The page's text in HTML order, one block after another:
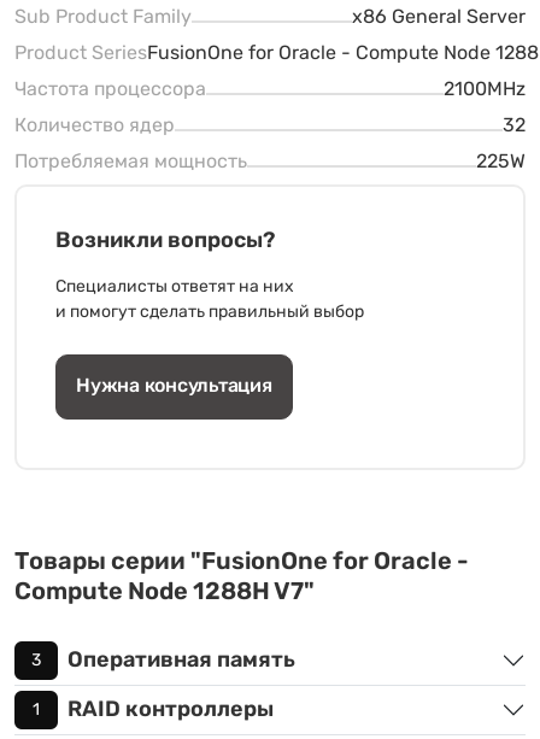
Sub Product Family
x86 General Server
Product SeriesFusionOne for Oracle - Compute Node
Частота процессора
2100MHz
Количество ядер
32
Потребляемая мощность
225W
Возникли вопросы?
Специалисты ответят на них
и помогут сделать правильный выбор
Нужна консультация
Товары серии "FusionOne for Oracle -
Compute Node 1288H V7"
3 Оперативная память
1 RAID контроллеры